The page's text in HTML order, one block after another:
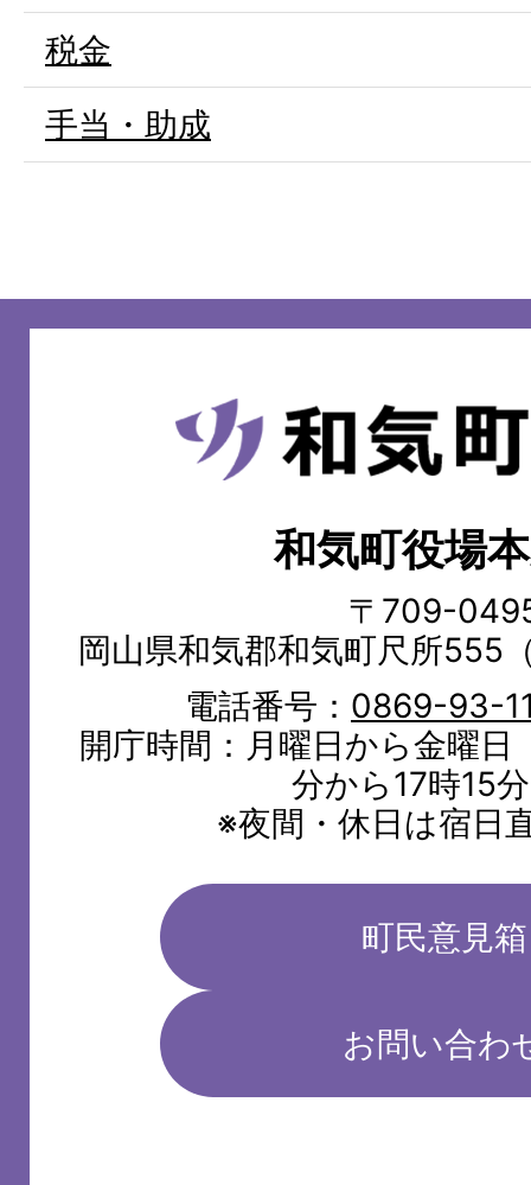
税金
手当・助成
和
気
和気町役場
〒709-
岡山県和気郡和気町尺所555
電話番号： 0869-93-
開庁時間：月曜日から金曜
分から17時15
※夜間・休日は宿日
町民意見箱
お問い合わ